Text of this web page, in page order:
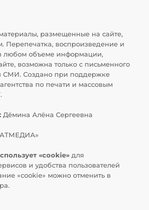
размещенные на сайте,
Перепечатка, воспроизведение и
любом объеме информации,
возможна только с письменного
СМИ. Создано при поддержке
по печати и массовым
Дёмина Алёна Сергеевна
«cookie» для
и удобства пользователей
«cookie» можно отменить в